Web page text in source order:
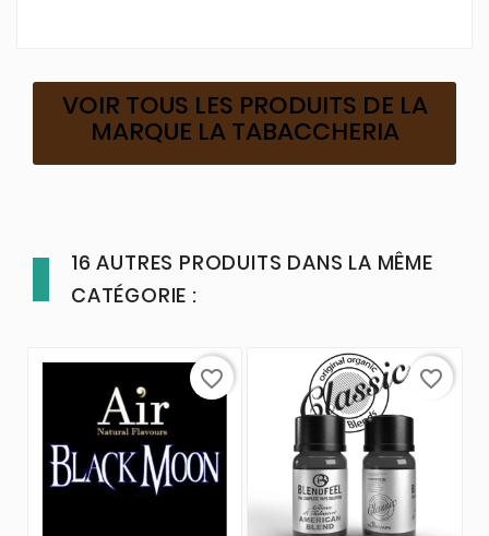
VOIR TOUS LES PRODUITS DE LA
MARQUE LA TABACCHERIA
16 AUTRES PRODUITS DANS LA MÊME
CATÉGORIE :
favorite_border favorite_border